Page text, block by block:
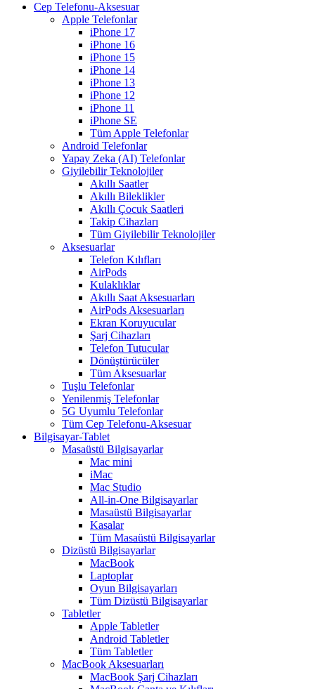
Cep Telefonu-Aksesuar
Apple Telefonlar
iPhone 17
iPhone 16
iPhone 15
iPhone 14
iPhone 13
iPhone 12
iPhone 11
iPhone SE
Tüm Apple Telefonlar
Android Telefonlar
Yapay Zeka (AI) Telefonlar
Giyilebilir Teknolojiler
Akıllı Saatler
Akıllı Bileklikler
Akıllı Çocuk Saatleri
Takip Cihazları
Tüm Giyilebilir Teknolojiler
Aksesuarlar
Telefon Kılıfları
AirPods
Kulaklıklar
Akıllı Saat Aksesuarları
AirPods Aksesuarları
Ekran Koruyucular
Şarj Cihazları
Telefon Tutucular
Dönüştürücüler
Tüm Aksesuarlar
Tuşlu Telefonlar
Yenilenmiş Telefonlar
5G Uyumlu Telefonlar
Tüm Cep Telefonu-Aksesuar
Bilgisayar-Tablet
Masaüstü Bilgisayarlar
Mac mini
iMac
Mac Studio
All-in-One Bilgisayarlar
Masaüstü Bilgisayarlar
Kasalar
Tüm Masaüstü Bilgisayarlar
Dizüstü Bilgisayarlar
MacBook
Laptoplar
Oyun Bilgisayarları
Tüm Dizüstü Bilgisayarlar
Tabletler
Apple Tabletler
Android Tabletler
Tüm Tabletler
MacBook Aksesuarları
MacBook Şarj Cihazları